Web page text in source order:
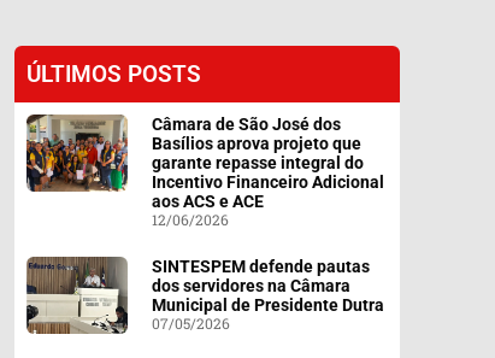
ÚLTIMOS POSTS
Câmara de São José dos
Basílios aprova projeto que
garante repasse integral do
Incentivo Financeiro Adicional
aos ACS e ACE
12/06/2026
SINTESPEM defende pautas
dos servidores na Câmara
Municipal de Presidente Dutra
07/05/2026